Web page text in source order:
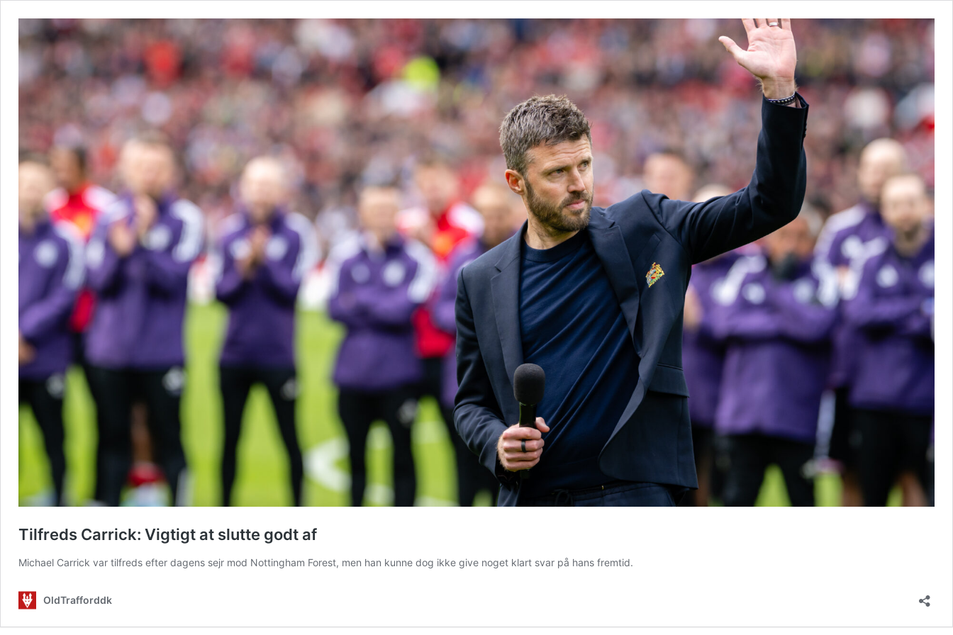
Tilfreds Carrick: Vigtigt at slutte godt af
Michael Carrick var tilfreds efter dagens sejr mod Nottingham Forest, men han kunne dog ikke give noget klart svar på hans fremtid.
OldTrafforddk